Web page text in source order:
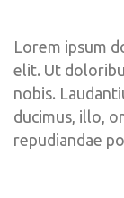
Lorem ipsum
elit. Ut
nobis.
ducimus, illo,
repudiandae